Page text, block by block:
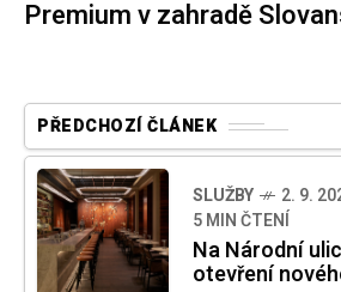
Premium v zahradě
PŘEDCHOZÍ ČLÁNEK
SLUŽBY
2. 9.
5 MIN ČTENÍ
Na Národní
otevření